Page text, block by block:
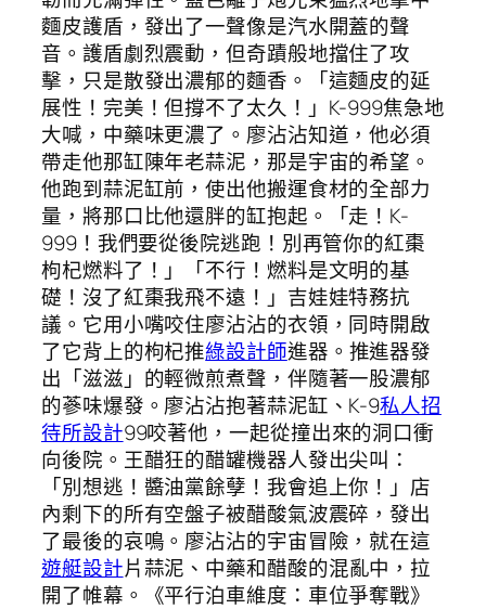
麵皮護盾，發出了一聲像是汽水開蓋的聲
音。護盾劇烈震動，但奇蹟般地擋住了攻
擊，只是散發出濃郁的麵香。「這麵皮的延
展性！完美！但撐不了太久！」K-999焦急地
大喊，中藥味更濃了。廖沾沾知道，他必須
帶走他那缸陳年老蒜泥，那是宇宙的希望。
他跑到蒜泥缸前，使出他搬運食材的全部力
量，將那口比他還胖的缸抱起。「走！K-
999！我們要從後院逃跑！別再管你的紅棗
枸杞燃料了！」「不行！燃料是文明的基
礎！沒了紅棗我飛不遠！」吉娃娃特務抗
議。它用小嘴咬住廖沾沾的衣領，同時開啟
了它背上的枸杞推綠設計師進器。推進器發
出「滋滋」的輕微煎煮聲，伴隨著一股濃郁
的蔘味爆發。廖沾沾抱著蒜泥缸、K-9私人招
待所設計99咬著他，一起從撞出來的洞口衝
向後院。王醋狂的醋罐機器人發出尖叫：
「別想逃！醬油黨餘孽！我會追上你！」店
內剩下的所有空盤子被醋酸氣波震碎，發出
了最後的哀鳴。廖沾沾的宇宙冒險，就在這
遊艇設計片蒜泥、中藥和醋酸的混亂中，拉
開了帷幕。《平行泊車維度：車位爭奪戰》